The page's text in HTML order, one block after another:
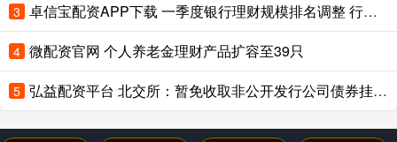
3 卓信宝配资APP下载 一季度银行理财规模排名调整 行业竞争关键从渠道转向投研能力
4 微配资官网 个人养老金理财产品扩容至39只
5 弘益配资平台 北交所：暂免收取非公开发行公司债券挂牌初费和挂牌年费